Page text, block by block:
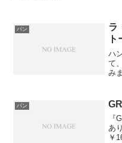
パン
ラ
ハ
て
み
大
パン
『
あ
￥